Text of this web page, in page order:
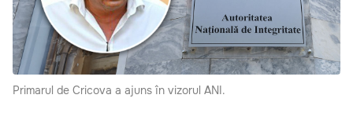
Primarul de Cricova a ajuns în vizorul ANI.